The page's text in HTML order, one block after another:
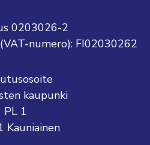
0203026-2
numero): FI02030262
kaupunki
PL 1
Kauniainen